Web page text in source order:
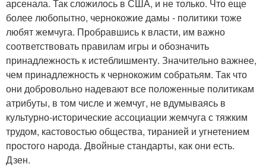
арсенала. Так сложилось в США, и не только. Что еще
более любопытно, чернокожие дамы - политики тоже
любят жемчуга. Пробравшись к власти, им важно
соответствовать правилам игры и обозначить
принадлежность к истеблишменту. Значительно важнее,
чем принадлежность к чернокожим собратьям. Так что
они добровольно надевают все положенные политикам
атрибуты, в том числе и жемчуг, не вдумываясь в
культурно-исторические ассоциации жемчуга с тяжким
трудом, кастовостью общества, тиранией и угнетением
простого народа. Двойные стандарты, как они есть.
Дзен.